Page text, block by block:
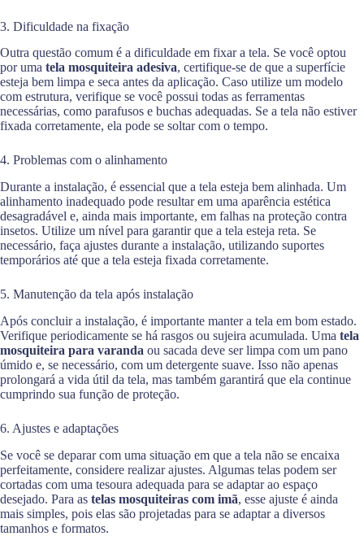
3. Dificuldade na fixação
Outra questão comum é a dificuldade em fixar a tela. Se você optou
por uma tela mosquiteira adesiva, certifique-se de que a superfície
esteja bem limpa e seca antes da aplicação. Caso utilize um modelo
com estrutura, verifique se você possui todas as ferramentas
necessárias, como parafusos e buchas adequadas. Se a tela não estiver
fixada corretamente, ela pode se soltar com o tempo.
4. Problemas com o alinhamento
Durante a instalação, é essencial que a tela esteja bem alinhada. Um
alinhamento inadequado pode resultar em uma aparência estética
desagradável e, ainda mais importante, em falhas na proteção contra
insetos. Utilize um nível para garantir que a tela esteja reta. Se
necessário, faça ajustes durante a instalação, utilizando suportes
temporários até que a tela esteja fixada corretamente.
5. Manutenção da tela após instalação
Após concluir a instalação, é importante manter a tela em bom estado.
Verifique periodicamente se há rasgos ou sujeira acumulada. Uma tela
mosquiteira para varanda ou sacada deve ser limpa com um pano
úmido e, se necessário, com um detergente suave. Isso não apenas
prolongará a vida útil da tela, mas também garantirá que ela continue
cumprindo sua função de proteção.
6. Ajustes e adaptações
Se você se deparar com uma situação em que a tela não se encaixa
perfeitamente, considere realizar ajustes. Algumas telas podem ser
cortadas com uma tesoura adequada para se adaptar ao espaço
desejado. Para as telas mosquiteiras com imã, esse ajuste é ainda
mais simples, pois elas são projetadas para se adaptar a diversos
tamanhos e formatos.